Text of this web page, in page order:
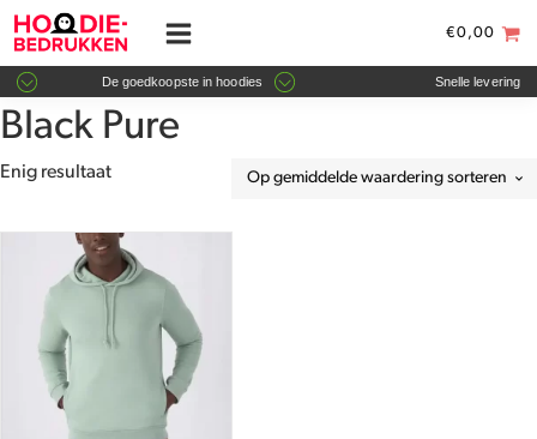
€0,00
De goedkoopste in hoodies Snelle levering
Black Pure
Enig resultaat
meerdere
variaties.